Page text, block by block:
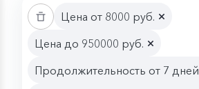
Цена от 8000 руб.
Цена до 950000 руб.
Продолжительность от 7 дней